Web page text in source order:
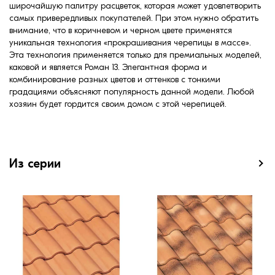
широчайшую палитру расцветок, которая может удовлетворить
самых привередливых покупателей. При этом нужно обратить
внимание, что в коричневом и черном цвете применятся
уникальная технология «прокрашивания черепицы в массе».
Эта технология применяется только для премиальных моделей,
каковой и является Роман 13. Элегантная форма и
комбинирование разных цветов и оттенков с тонкими
градациями объясняют популярность данной модели. Любой
хозяин будет гордится своим домом с этой черепицей.
Из серии